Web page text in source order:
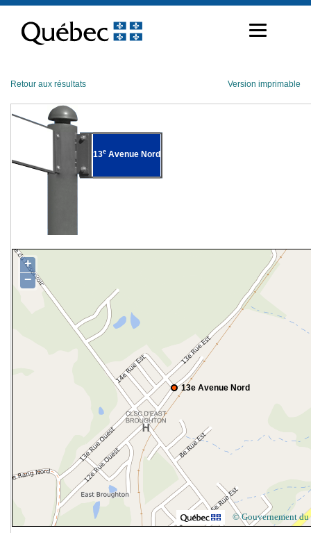
contenu
Retour aux résultats Version imprimable
13e Avenue Nord
13e Avenue Nord
+
−
© Gouvernement du